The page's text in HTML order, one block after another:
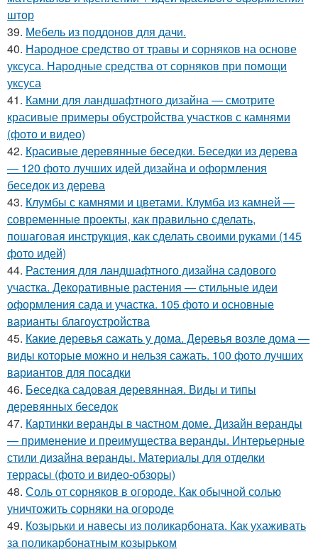
штор
39. Мебель из поддонов для дачи.
40. Народное средство от травы и сорняков на основе
уксуса. Народные средства от сорняков при помощи
уксуса
41. Камни для ландшафтного дизайна — смотрите
красивые примеры обустройства участков с камнями
(фото и видео)
42. Красивые деревянные беседки. Беседки из дерева
— 120 фото лучших идей дизайна и оформления
беседок из дерева
43. Клумбы с камнями и цветами. Клумба из камней —
современные проекты, как правильно сделать,
пошаговая инструкция, как сделать своими руками (145
фото идей)
44. Растения для ландшафтного дизайна садового
участка. Декоративные растения — стильные идеи
оформления сада и участка. 105 фото и основные
варианты благоустройства
45. Какие деревья сажать у дома. Деревья возле дома —
виды которые можно и нельзя сажать. 100 фото лучших
вариантов для посадки
46. Беседка садовая деревянная. Виды и типы
деревянных беседок
47. Картинки веранды в частном доме. Дизайн веранды
— применение и преимущества веранды. Интерьерные
стили дизайна веранды. Материалы для отделки
террасы (фото и видео-обзоры)
48. Соль от сорняков в огороде. Как обычной солью
уничтожить сорняки на огороде
49. Козырьки и навесы из поликарбоната. Как ухаживать
за поликарбонатным козырьком